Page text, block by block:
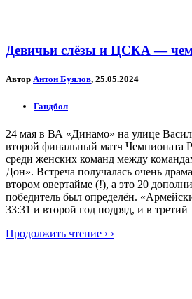
Девичьи слёзы и ЦСКА —
Автор Антон Буялов, 25.05.2024
Гандбол
24 мая в ВА «Динамо» на улице
второй финальный матч Чемпионата
среди женских команд между
Дон». Встреча получалась очень
втором овертайме (!), а это 20
победитель был определён.
33:31 и второй год подряд, и в третий
Продолжить чтение › ›